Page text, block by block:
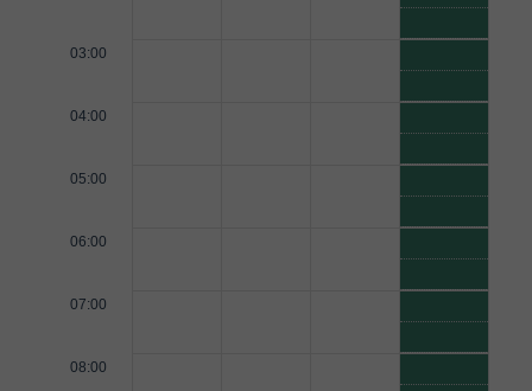
03:00
04:00
05:00
06:00
07:00
08:00